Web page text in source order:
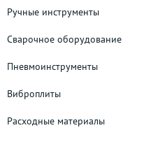
Ручные инструменты
Сварочное оборудование
Пневмоинструменты
Виброплиты
Расходные материалы